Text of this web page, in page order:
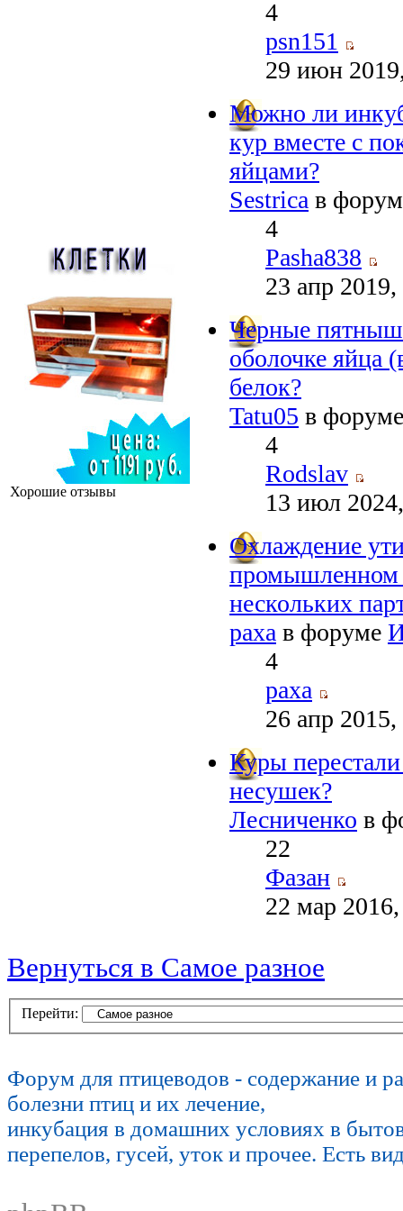
Хорошие отзывы
4
psn151
29 июн
Можно ли
кур вместе с
яйцами?
Sestrica в
4
Pasha838
23 апр
Черные
оболочке яйца
белок?
Tatu05 в
4
Rodslav
13 июл
Охлаждение
промышленном
нескольких
paxa в форуме
4
paxa
26 апр
Куры
несушек?
Лесниченко в
22
Фазан
22 мар
Вернуться в Самое разное
Перейти:
Форум для птицеводов - содержание и
болезни птиц и их лечение,
инкубация в домашних условиях в
перепелов, гусей, уток и прочее. Есть